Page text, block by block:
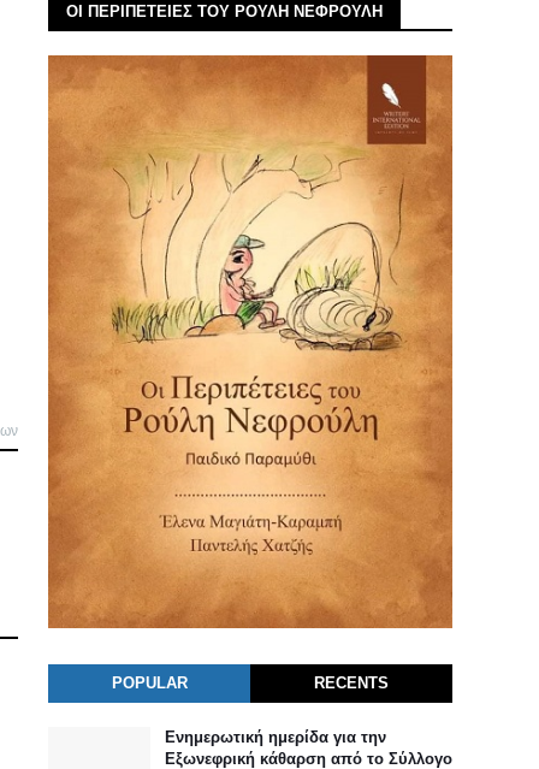
ΟΙ ΠΕΡΙΠΕΤΕΙΕΣ ΤΟΥ ΡΟΥΛΗ ΝΕΦΡΟΥΛΗ
POPULAR RECENTS
Ενημερωτική ημερίδα για την
Εξωνεφρική κάθαρση από το Σύλλογο